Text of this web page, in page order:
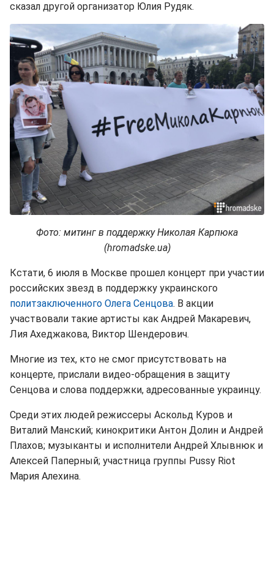
сказал другой организатор Юлия Рудяк.
Фото: митинг в поддержку Николая Карпюка
(hromadske.ua)
Кстати, 6 июля в Москве прошел концерт при участии
российских звезд в поддержку украинского
политзаключенного Олега Сенцова. В акции
участвовали такие артисты как Андрей Макаревич,
Лия Ахеджакова, Виктор Шендерович.
Многие из тех, кто не смог присутствовать на
концерте, прислали видео-обращения в защиту
Сенцова и слова поддержки, адресованные украинцу.
Среди этих людей режиссеры Аскольд Куров и
Виталий Манский; кинокритики Антон Долин и Андрей
Плахов; музыканты и исполнители Андрей Хлывнюк и
Алексей Паперный; участница группы Pussy Riot
Мария Алехина.